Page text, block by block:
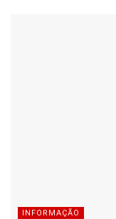
INFORMAÇÃO